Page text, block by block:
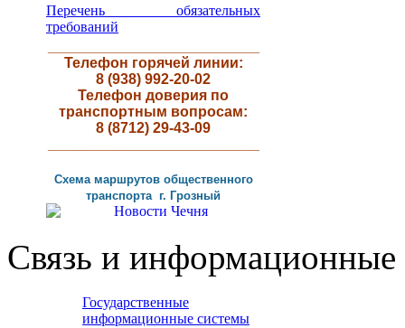
Перечень обязательных
требований
Телефон горячей линии:
8 (938) 992-20-02
Телефон доверия по
транспортным вопросам:
8 (8712) 29-43-09
Схема маршрутов общественного
транспорта г. Грозный
Связь и информационные
Государственные
информационные системы